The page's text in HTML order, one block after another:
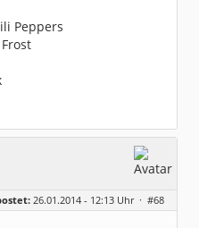
Peppers
26.01.2014 - 12:13 Uhr · #68